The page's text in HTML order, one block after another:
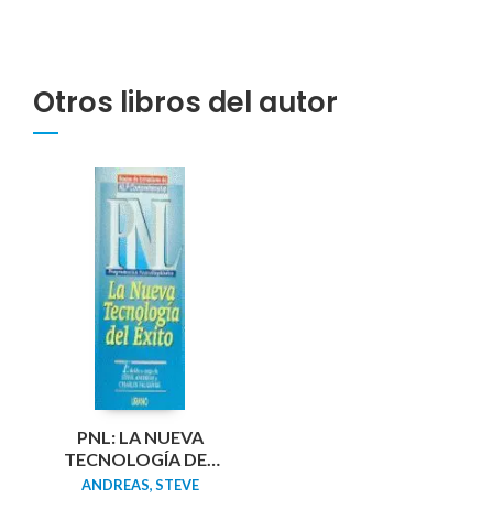
Otros libros del autor
PNL: LA NUEVA
TECNOLOGÍA DEL
ÉXITO
ANDREAS, STEVE